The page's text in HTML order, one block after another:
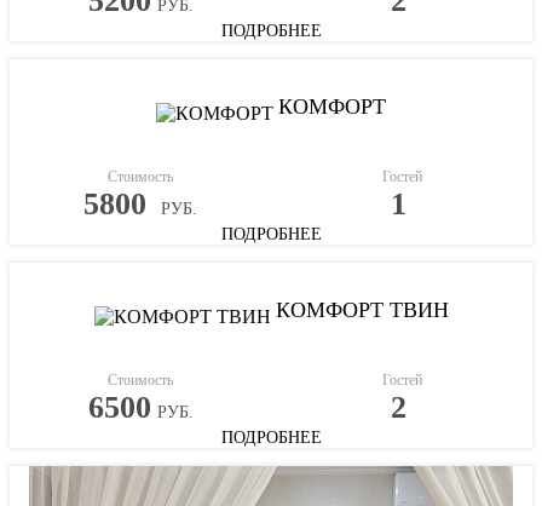
РУБ.
ПОДРОБНЕЕ
КОМФОРТ
Стоимость
5800 РУБ.
Гостей
1
ПОДРОБНЕЕ
КОМФОРТ ТВИН
Стоимость
6500 РУБ.
Гостей
2
ПОДРОБНЕЕ